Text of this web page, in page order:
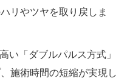
リやツヤを取り戻しま
い「ダブルパルス方式」
施術時間の短縮が実現し